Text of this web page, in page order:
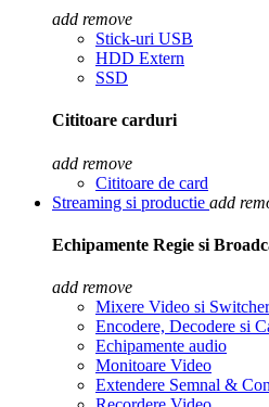
add remove
Stick-uri USB
HDD Extern
SSD
Cititoare carduri
add remove
Cititoare de card
Streaming si productie add
Echipamente Regie si
add remove
Mixere Video si
Encodere, Decodere si
Echipamente audio
Monitoare Video
Extendere Semnal &